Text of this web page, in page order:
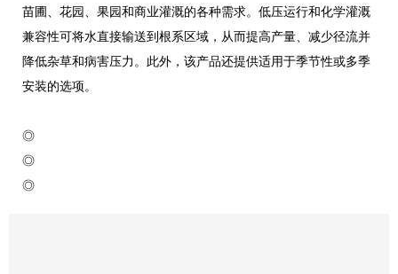
苗圃、花园、果园和商业灌溉的各种需求。低压运行和化学灌溉
兼容性可将水直接输送到根系区域，从而提高产量、减少径流并
降低杂草和病害压力。此外，该产品还提供适用于季节性或多季
安装的选项。
◎
◎
◎